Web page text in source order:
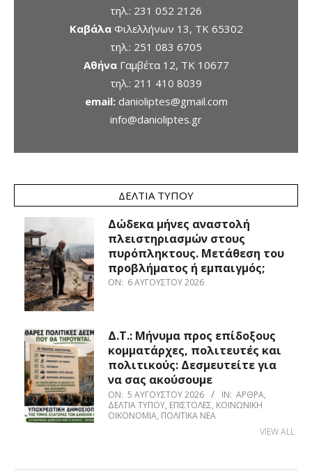
τηλ.: 231 052 2126
ΚαβάλαΦιλελλήνων 13, ΤΚ 65302
τηλ.: 251 083 6705
ΑθήναΓαμβέτα 12, ΤΚ 10677
τηλ.: 211 410 8039
email: danioliptes@gmail.com
info@danioliptes.gr
ΔΕΛΤΊΑ ΤΎΠΟΥ
Δώδεκα μήνες αναστολή
πλειστηριασμών στους
πυρόπληκτους. Μετάθεση του
προβλήματος ή εμπαιγμός;
ON: 6 ΑΥΓΟΎΣΤΟΥ 2026
Δ.Τ.: Μήνυμα προς επίδοξους
κομματάρχες, πολιτευτές και
πολιτικούς: Δεσμευτείτε για
να σας ακούσουμε
ON: 5 ΑΥΓΟΎΣΤΟΥ 2026 IN: ΆΡΘΡΑ,
ΔΕΛΤΊΑ ΤΎΠΟΥ, ΕΠΙΣΤΟΛΈΣ, ΚΟΙΝΩΝΙΚΉ
ΟΙΚΟΝΟΜΊΑ, ΠΟΛΙΤΙΚΆ ΝΈΑ
VIEW ALL